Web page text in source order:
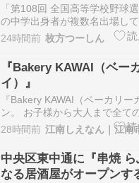
「第108回 全国高等学校野球
の中学出身者が複数名出場し
ボール 確認できたのは次の3
治高校・宮本虎太朗選手（楠
城北高校・山本尚太選手（長
金村海琉選手（長尾中学校出
24時間前 枚方つーしん
『Bakery KAWAI（ベー
イ）』
『Bakery KAWAI（ベーカリ
ン。 お子様から大人まで全て
だけるパンを目指して作って
外観 店舗看板 フランスパンの
気No.1はじゃがいもコロコロ
何だろう？ パン好きシリーズ
28時間前
中央区東中通に『串焼 ら
なる居酒屋がオープンす